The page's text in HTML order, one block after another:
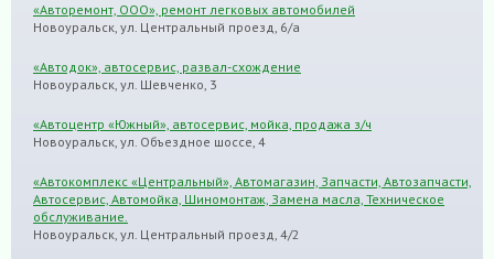
«Авторемонт, ООО», ремонт легковых автомобилей
Новоуральск, ул. Центральный проезд, 6/а
«Автодок», автосервис, развал-схождение
Новоуральск, ул. Шевченко, 3
«Автоцентр «Южный», автосервис, мойка, продажа з/ч
Новоуральск, ул. Объездное шоссе, 4
«Автокомплекс «Центральный», Автомагазин, Запчасти, Автозапчасти,
Автосервис, Автомойка, Шиномонтаж, Замена масла, Техническое
обслуживание.
Новоуральск, ул. Центральный проезд, 4/2